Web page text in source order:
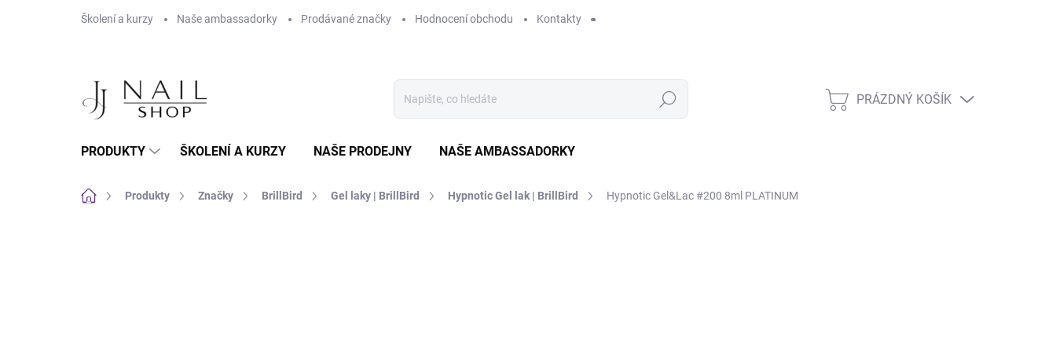
Školení a kurzy
Naše ambassadorky Prodávané značky Hodnocení obchodu Kontakty
Hledat NÁKUPNÍ KOŠÍK
PRÁZDNÝ KOŠÍK
PRODUKTY ŠKOLENÍ A KURZY NAŠE PRODEJNY NAŠE AMBASSADORKY
Domů Produkty Značky BrillBird Gel laky | BrillBird Hypnotic Gel lak | BrillBird Hypnotic Gel&Lac #200 8ml PLATINUM